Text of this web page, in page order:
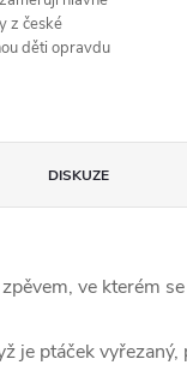
z české
děti opravdu
DISKUZE
ve kterém
je ptáček vyřezaný,